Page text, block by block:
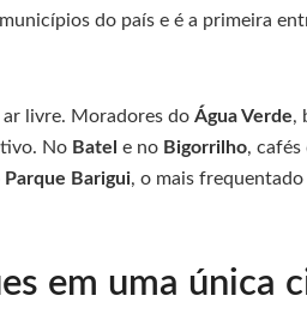
do país e é a primeira
livre. Moradores do Água Verde,
No Batel e no Bigorrilho,
Parque Barigui, o mais
em uma única